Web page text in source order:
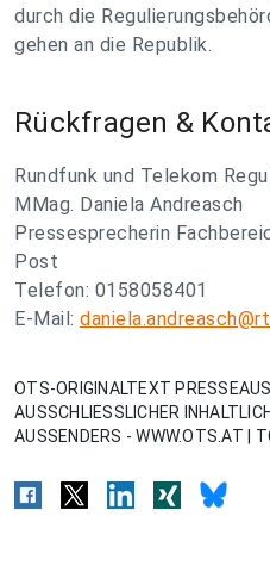
durch die
gehen an die Republik.
Rückfragen &
Rundfunk und Telekom
MMag. Daniela Andreasch
Pressesprecherin
Post
Telefon: 0158058401
E-Mail:
OTS-ORIGINALTEXT
AUSSCHLIESSLICHER
AUSSENDERS - WWW.OTS.AT |